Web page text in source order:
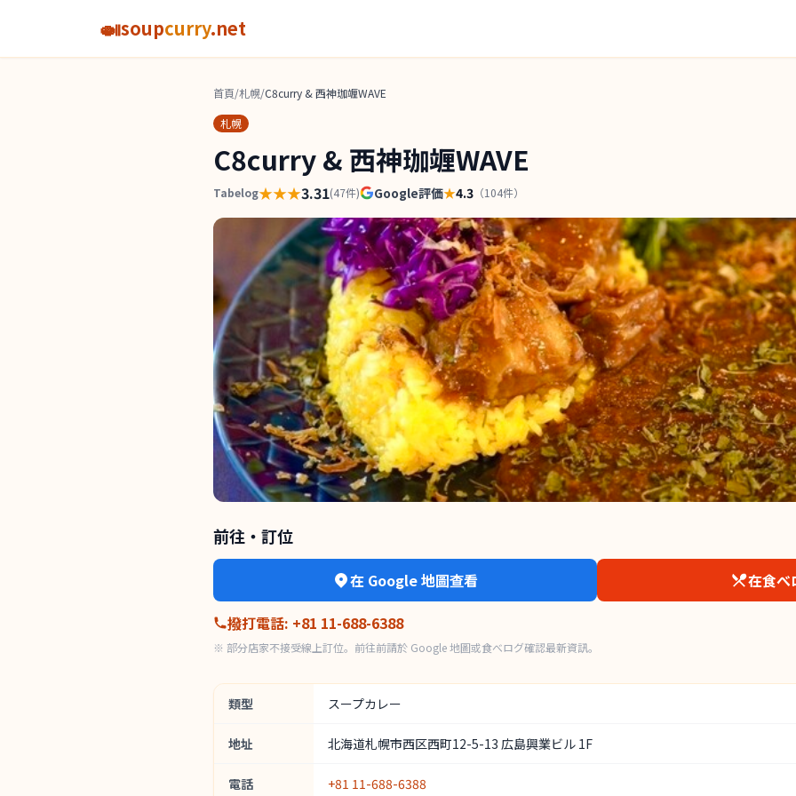
🍛soupcurry.net
首頁/札幌/C8curry & 西神珈竰WAVE
札幌
C8curry & 西神珈竰WAVE
Tabelog★★★3.31(47件) Google評価★4.3 （104件）
前往・訂位
在 Google 地圖查看
在食べ
撥打電話: +81 11-688-6388
※ 部分店家不接受線上訂位。前往前請於 Google 地圖或食べログ確認最新資訊。
類型 スープカレー
地址 北海道札幌市西区西町12-5-13 広島興業ビル 1F
電話 +81 11-688-6388